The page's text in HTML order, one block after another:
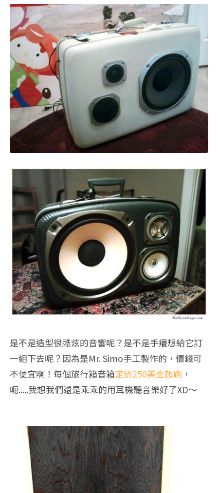
是不是造型很酷炫的音響呢？是不是手癢想給它訂
一組下去呢？因為是Mr. Simo手工製作的，價錢可
不便宜啊！每個旅行箱音箱定價250美金起跳 ，
呃.....我想我們還是乖乖的用耳機聽音樂好了XD～